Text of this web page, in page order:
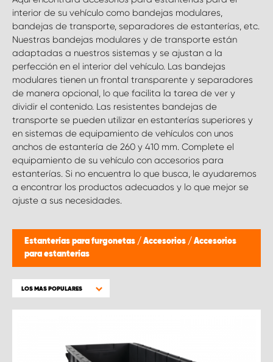
interior de su vehículo como bandejas modulares,
bandejas de transporte, separadores de estanterías, etc.
Nuestras bandejas modulares y de transporte están
adaptadas a nuestros sistemas y se ajustan a la
perfección en el interior del vehículo. Las bandejas
modulares tienen un frontal transparente y separadores
de manera opcional, lo que facilita la tarea de ver y
dividir el contenido. Las resistentes bandejas de
transporte se pueden utilizar en estanterías superiores y
en sistemas de equipamiento de vehículos con unos
anchos de estantería de 260 y 410 mm. Complete el
equipamiento de su vehículo con accesorios para
estanterías. Si no encuentra lo que busca, le ayudaremos
a encontrar los productos adecuados y lo que mejor se
ajuste a sus necesidades.
Estanterías para furgonetas / Accesorios / Accesorios
para estanterías
LOS MAS POPULARES